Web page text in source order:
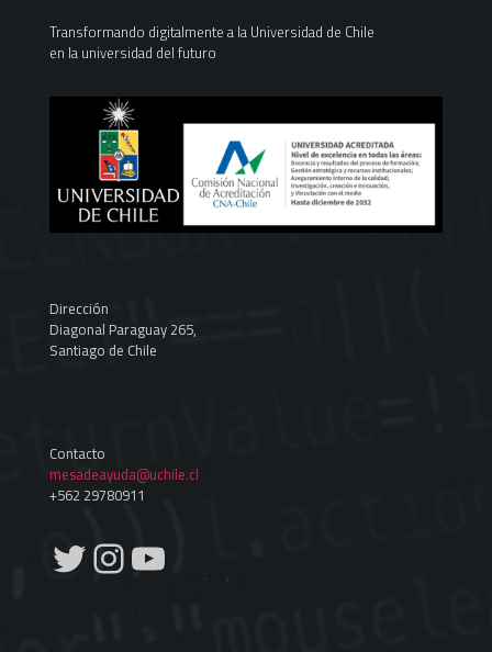
Transformando digitalmente a la Universidad de Chile
en la universidad del futuro
Dirección
Diagonal Paraguay 265,
Santiago de Chile
Contacto
mesadeayuda@uchile.cl
+562 29780911
Twitter
Instagram
YouTube